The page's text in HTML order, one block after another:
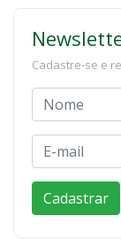
Cadastre-se e